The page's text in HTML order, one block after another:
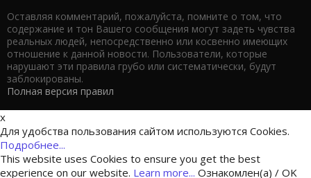
Оставляя комментарий, пожалуйста, помните о том, что
содержание и тон Вашего сообщения могут задеть чувства
реальных людей, непосредственно или косвенно имеющих
отношение к данной новости. Пользователи, которые
нарушают эти правила грубо или систематически, будут
заблокированы.
Полная версия правил
x
Для удобства пользования сайтом используются Cookies.
Подробнее...
This website uses Cookies to ensure you get the best
experience on our website. Learn more... Ознакомлен(а) / OK